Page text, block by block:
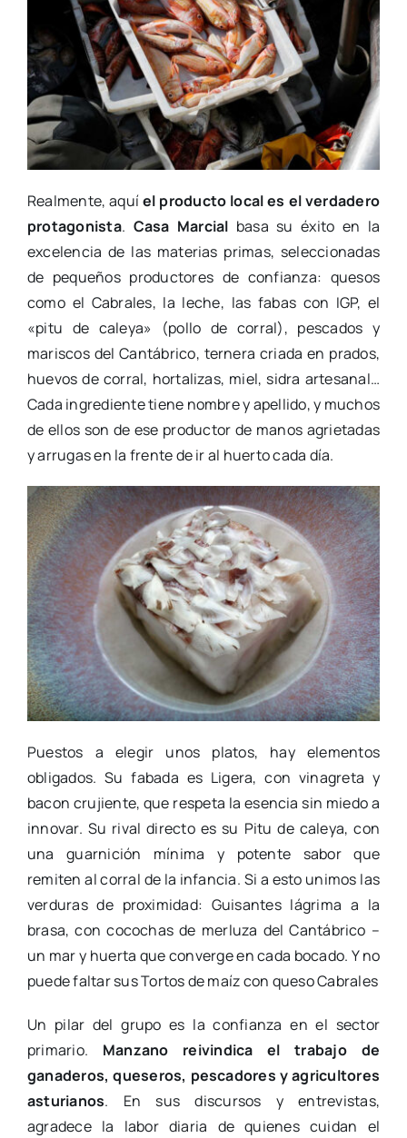
Realmente, aquíel producto local es el verdadero
protagonista. Casa Marcial basa su éxito en la
excelencia de las materias primas, seleccionadas
de pequeños productores de confianza: quesos
como el Cabrales, la leche, las fabas con IGP, el
«pitu de caleya» (pollo de corral), pescados y
mariscos del Cantábrico, ternera criada en prados,
huevos de corral, hortalizas, miel, sidra artesanal…
Cada ingrediente tiene nombre y apellido, y muchos
de ellos son de ese productor de manos agrietadas
y arrugas en la frente de ir al huerto cada día.
Puestos a elegir unos platos, hay elementos
obligados. Su fabada es Ligera, con vinagreta y
bacon crujiente, que respeta la esencia sin miedo a
innovar. Su rival directo es su Pitu de caleya, con
una guarnición mínima y potente sabor que
remiten al corral de la infancia. Si a esto unimos las
verduras de proximidad: Guisantes lágrima a la
brasa, con cocochas de merluza del Cantábrico –
un mar y huerta que converge en cada bocado. Y no
puede faltar sus Tortos de maíz con queso Cabrales
Un pilar del grupo es la confianza en el sector
primario. Manzano reivindica el trabajo de
ganaderos, queseros, pescadores y agricultores
asturianos. En sus discursos y entrevistas,
agradece la labor diaria de quienes cuidan el